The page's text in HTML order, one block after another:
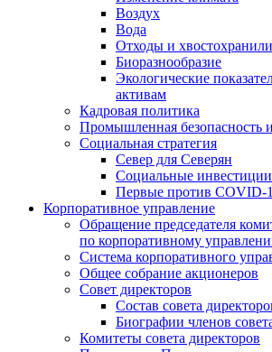
Воздух
Вода
Отходы и
Биоразнообразие
Экологические
активам
Кадровая политика
Промышленная безопасность
Социальная стратегия
Север для Северян
Социальные инвестиции
Первые против
Корпоративное управление
Обращение председателя
по корпоративному
Система корпоративного
Общее собрание акционеров
Совет директоров
Состав совета
Биографии членов
Комитеты совета директоров